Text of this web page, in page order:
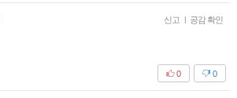
신고 | 공감 확인
0
0